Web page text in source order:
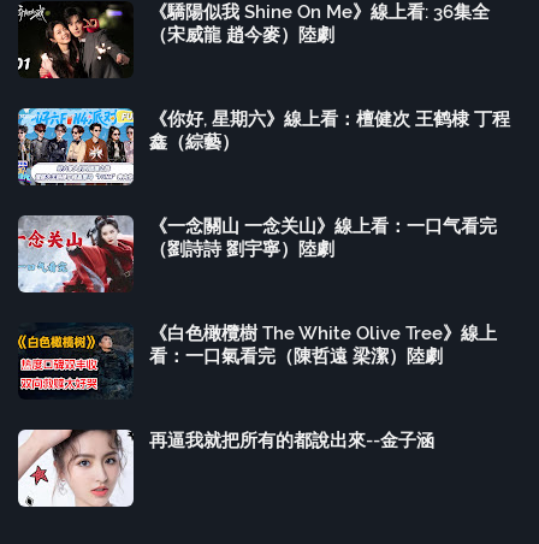
《驕陽似我 Shine On Me》線上看: 36集全
（宋威龍 趙今麥）陸劇
《你好, 星期六》線上看：檀健次 王鹤棣 丁程
鑫（綜藝）
《一念關山 一念关山》線上看：一口气看完
（劉詩詩 劉宇寧）陸劇
《白色橄欖樹 The White Olive Tree》線上
看：一口氣看完（陳哲遠 梁潔）陸劇
再逼我就把所有的都說出來--金子涵